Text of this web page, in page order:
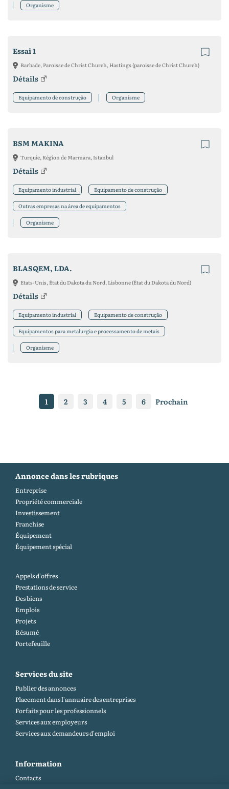
Organisme
Essai 1
Barbade, Paroisse de Christ Church, Hastings (paroisse de Christ Church)
Détails
Equipamento de construção Organisme
BSM MAKINA
Turquie, Région de Marmara, Istanbul
Détails
Equipamento industrial Equipamento de construção
Outras empresas na área de equipamentos
Organisme
BLASQEM, LDA.
Etats-Unis, État du Dakota du Nord, Lisbonne (État du Dakota du Nord)
Détails
Equipamento industrial Equipamento de construção
Equipamentos para metalurgia e processamento de metais
Organisme
1 2 3 4 5 6 Prochain
Annonce dans les rubriques
Entreprise
Propriété commerciale
Investissement
Franchise
Équipement
Équipement spécial
Appels d'offres
Prestations de service
Des biens
Emplois
Projets
Résumé
Portefeuille
Services du site
Publier des annonces
Placement dans l'annuaire des entreprises
Forfaits pour les professionnels
Services aux employeurs
Services aux demandeurs d'emploi
Information
Contacts